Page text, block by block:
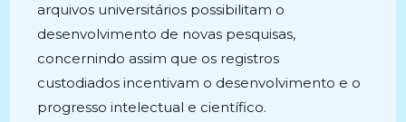
arquivos universitários possibilitam o
desenvolvimento de novas pesquisas,
concernindo assim que os registros
custodiados incentivam o desenvolvimento e o
progresso intelectual e científico.